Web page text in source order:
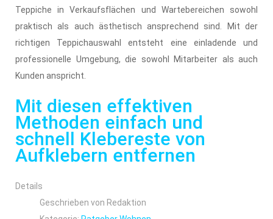
Teppiche in Verkaufsflächen und Wartebereichen sowohl
praktisch als auch ästhetisch ansprechend sind. Mit der
richtigen Teppichauswahl entsteht eine einladende und
professionelle Umgebung, die sowohl Mitarbeiter als auch
Kunden anspricht.
Mit diesen effektiven
Methoden einfach und
schnell Klebereste von
Aufklebern entfernen
Details
Geschrieben von Redaktion